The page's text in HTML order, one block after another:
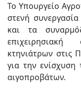
Το Υπουργείο
στενή
και τα
κτηνιάτρων στις
για την
αιγοπροβάτων.